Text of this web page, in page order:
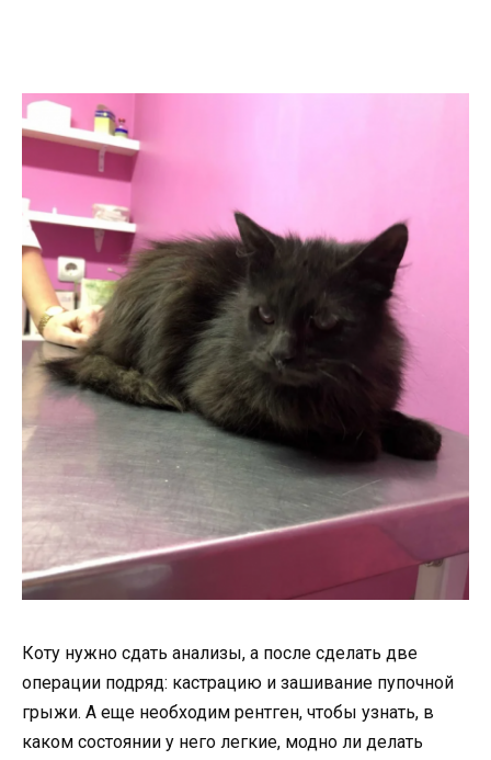
Коту нужно сдать анализы, а после сделать две
операции подряд: кастрацию и зашивание пупочной
грыжи. А еще необходим рентген, чтобы узнать, в
каком состоянии у него легкие, модно ли делать